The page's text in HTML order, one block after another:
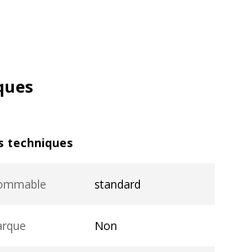
techniques
standard
Non